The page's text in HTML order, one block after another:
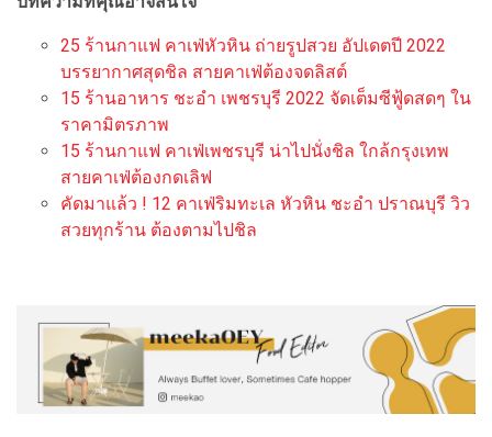
25 ร้านกาแฟ คาเฟ่หัวหิน ถ่ายรูปสวย อัปเดตปี 2022
บรรยากาศสุดชิล สายคาเฟ่ต้องจดลิสต์
15 ร้านอาหาร ชะอำ เพชรบุรี 2022 จัดเต็มซีฟู้ดสดๆ ใน
ราคามิตรภาพ
15 ร้านกาแฟ คาเฟ่เพชรบุรี น่าไปนั่งชิล ใกล้กรุงเทพ
สายคาเฟ่ต้องกดเลิฟ
คัดมาแล้ว ! 12 คาเฟ่ริมทะเล หัวหิน ชะอำ ปราณบุรี วิว
สวยทุกร้าน ต้องตามไปชิล